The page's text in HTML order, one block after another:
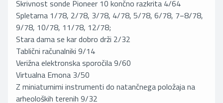
Skrivnost sonde Pioneer 10 končno razkrita 4/64
Spletarna 1/78, 2/78, 3/78, 4/78, 5/78, 6/78, 7−8/78,
9/78, 10/78, 11/78, 12/78;
Stara dama se kar dobro drži 2/32
Tablični računalniki 9/14
Verižna elektronska sporočila 9/60
Virtualna Emona 3/50
Z miniaturnimi instrumenti do natančnega položaja na
arheoloških terenih 9/32